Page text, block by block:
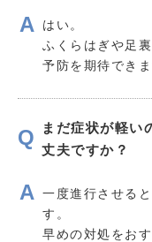
はい。
ふくらはぎや足
予防を期待できま
まだ症状が軽い
丈夫ですか？
一度進行させる
す。
早めの対処をおす